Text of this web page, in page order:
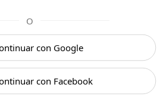
O
con Google
con Facebook